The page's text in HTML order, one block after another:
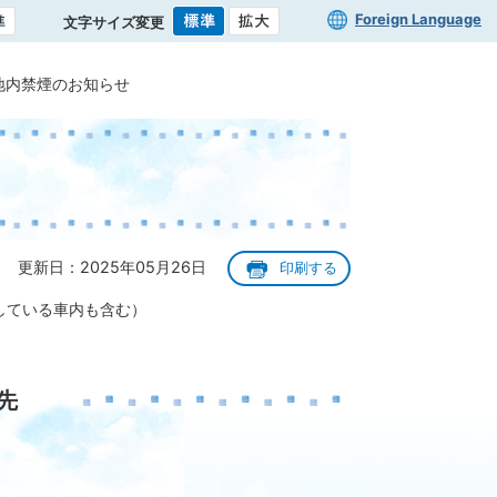
文字サイズ変更 Foreign Language
内禁煙のお知らせ
更新日：2025年05月26日 印刷する
いる車内も含む）